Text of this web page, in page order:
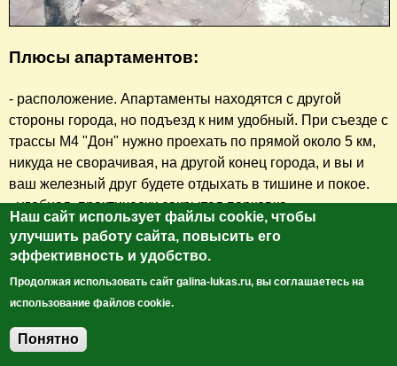
Плюсы апартаментов:
- расположение. Апартаменты находятся с другой
стороны города, но подъезд к ним удобный. При съезде с
трассы М4 "Дон" нужно проехать по прямой около 5 км,
никуда не сворачивая, на другой конец города, и вы и
ваш железный друг будете отдыхать в тишине и покое.
- удобная, практически закрытая парковка.
- Wi-Fi, кондиционер.
- приветливая, доброжелательная, заботливая хозяйка.
выполнения пожеланий клиентов. Попросили
настольные игры для детей — они появились, пожелали
добавить теплые одеяла для мерзнущих летом - они
теперь есть, попросили на кухню небольшой набор
Наш сайт использует файлы cookie, чтобы
улучшить работу сайта, повысить его
эффективность и удобство.
Продолжая использовать сайт galina-lukas.ru, вы соглашаетесь на
использование файлов cookie.
Понятно